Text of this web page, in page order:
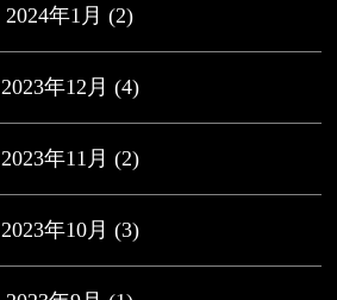
2024年1月 (2)
2023年12月 (4)
2023年11月 (2)
2023年10月 (3)